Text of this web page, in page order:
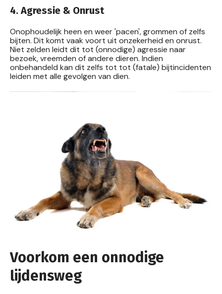
4. Agressie & Onrust
Onophoudelijk heen en weer 'pacen', grommen of zelfs
bijten. Dit komt vaak voort uit onzekerheid en onrust.
Niet zelden leidt dit tot (onnodige) agressie naar
bezoek, vreemden of andere dieren. Indien
onbehandeld kan dit zelfs tot tot (fatale) bijtincidenten
leiden met alle gevolgen van dien.
Voorkom een onnodige
lijdensweg